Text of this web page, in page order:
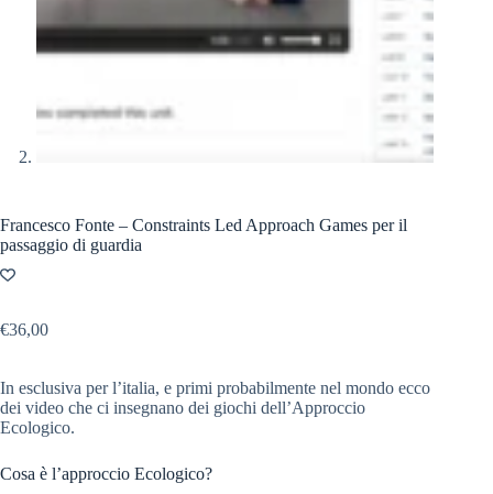
Francesco Fonte – Constraints Led Approach Games per il
passaggio di guardia
€36,00
In esclusiva per l’italia, e primi probabilmente nel mondo ecco
dei video che ci insegnano dei giochi dell’Approccio
Ecologico.
Cosa è l’approccio Ecologico?